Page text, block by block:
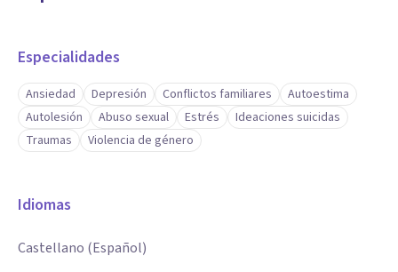
Especialidades
Ansiedad Depresión Conflictos familiares
Autoestima
Autolesión
Abuso sexual Estrés
Ideaciones suicidas
Traumas
Violencia de género
Idiomas
Castellano (Español)